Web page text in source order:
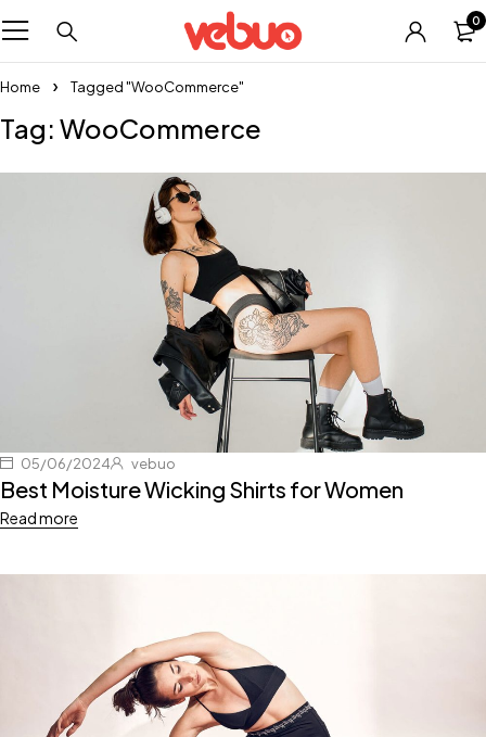
0
Home Tagged "WooCommerce"
Tag: WooCommerce
05/06/2024 vebuo
Best Moisture Wicking Shirts for Women
Read more